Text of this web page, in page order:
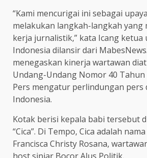
“Kami mencurigai ini sebagai
melakukan langkah-langkah yang
kerja jurnalistik,” kata Icang ketua
Indonesia dilansir dari
menegaskan kinerja wartawan
Undang-Undang Nomor 40
Pers mengatur perlindungan pers
Indonesia.
Kotak berisi kepala babi tersebut
“Cica”. Di Tempo, Cica adalah
Francisca Christy Rosana,